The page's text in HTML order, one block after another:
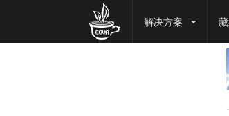
解决方案